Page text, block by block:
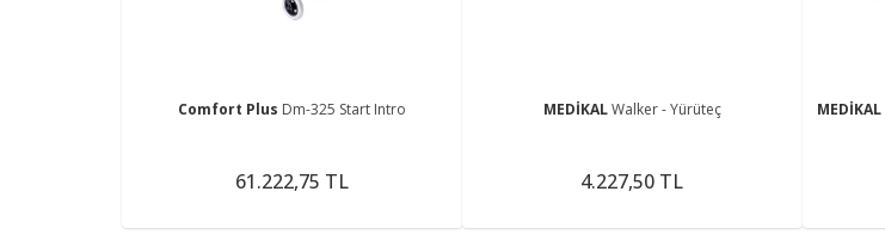
Comfort Plus Dm-325 Start Intro
61.222,75 TL
MEDİKALWalker - Yürüteç
4.227,50 TL
MEDİKAL